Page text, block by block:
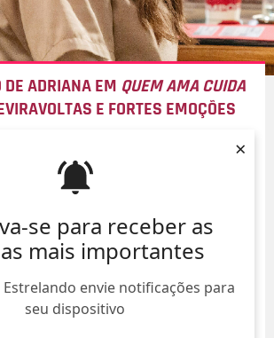
se para receber as
mais importantes
envie notificações para
seu dispositivo
×
ADRIANA EM QUEM AMA CUIDA
E FORTES EMOÇÕES